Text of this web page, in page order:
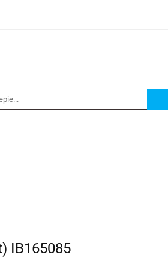
IB165085